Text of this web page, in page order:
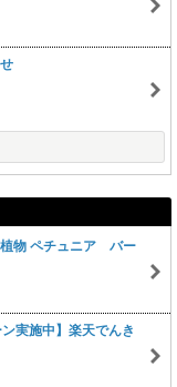
物 ペチュニア バー
実施中】楽天でんき